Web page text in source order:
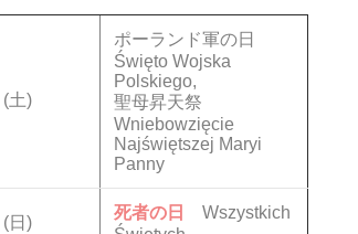
(土)
ポーランド軍の日
Święto Wojska
Polskiego,
聖母昇天祭
Wniebowzięcie
Najświętszej Maryi
Panny
(日)
死者の日
Wszystkich